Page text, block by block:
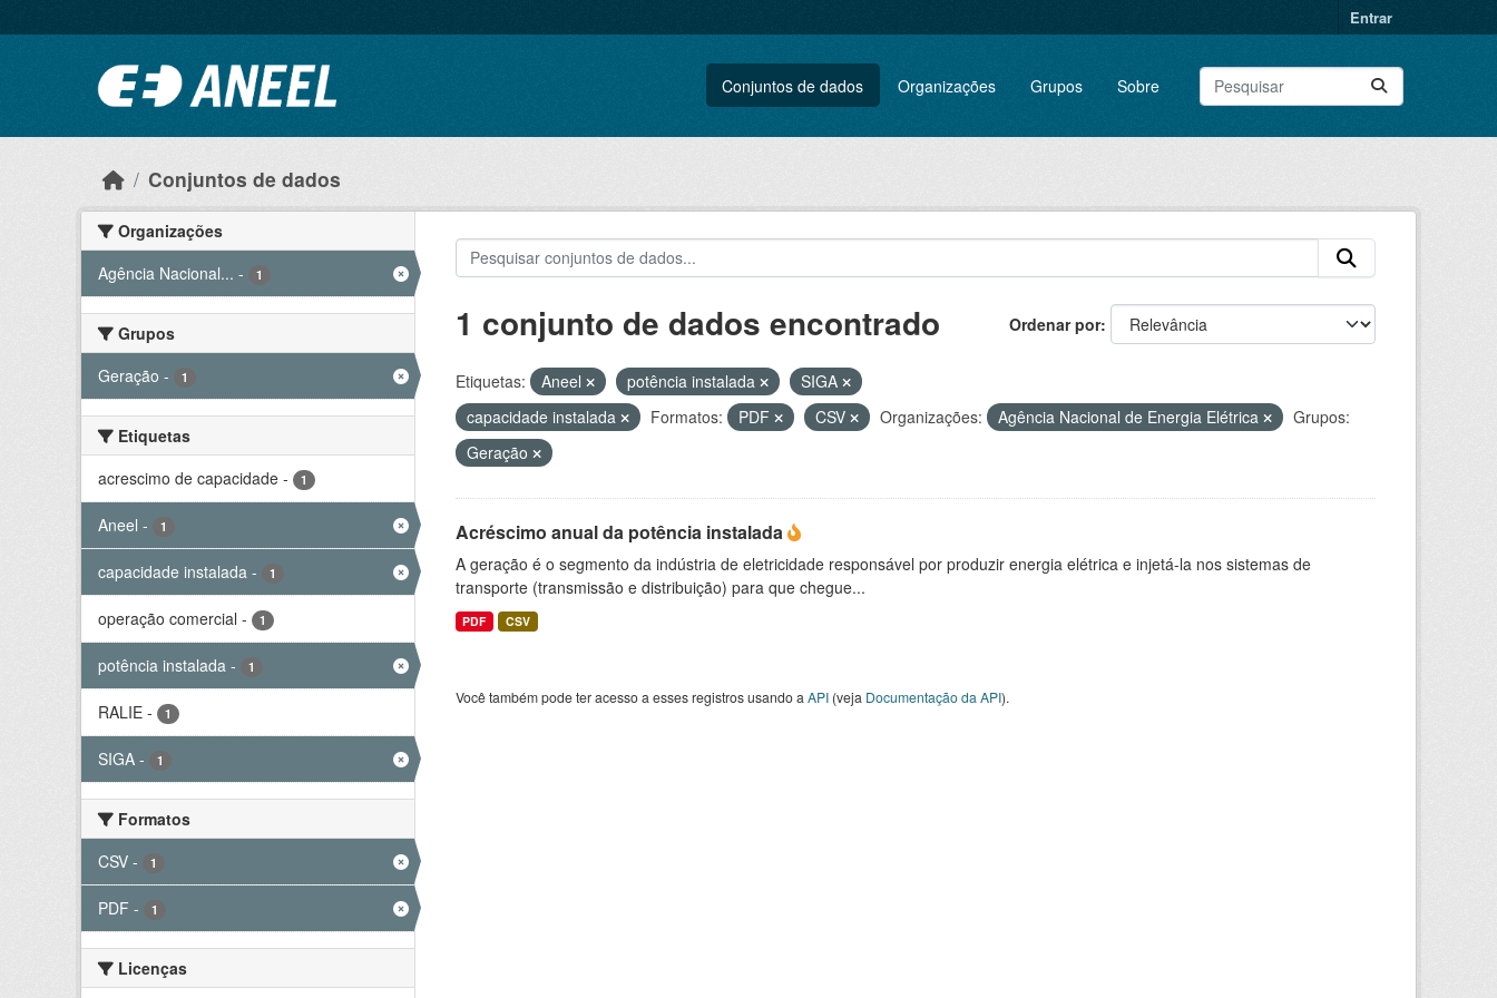
Entrar
Conjuntos de dados Organizações Grupos Sobre
Conjuntos de dados
Organizações
Agência Nacional... - 1
Grupos
Geração - 1
Etiquetas
acrescimo de capacidade - 1
Aneel - 1
capacidade instalada - 1
operação comercial - 1
potência instalada - 1
RALIE - 1
SIGA - 1
Formatos
CSV - 1
PDF - 1
Licenças
Ordenar por
1 conjunto de dados encontrado
Etiquetas: Aneel potência instalada
SIGA
capacidade instalada
Formatos: PDF CSV Organizações: Agência Nacional de Energia Elétrica
Grupos:
Geração
Acréscimo anual da potência instalada
A geração é o segmento da indústria de eletricidade responsável por produzir energia elétrica e injetá-la nos sistemas de
transporte (transmissão e distribuição) para que chegue...
PDF CSV
Você também pode ter acesso a esses registros usando a API(veja Documentação da API).